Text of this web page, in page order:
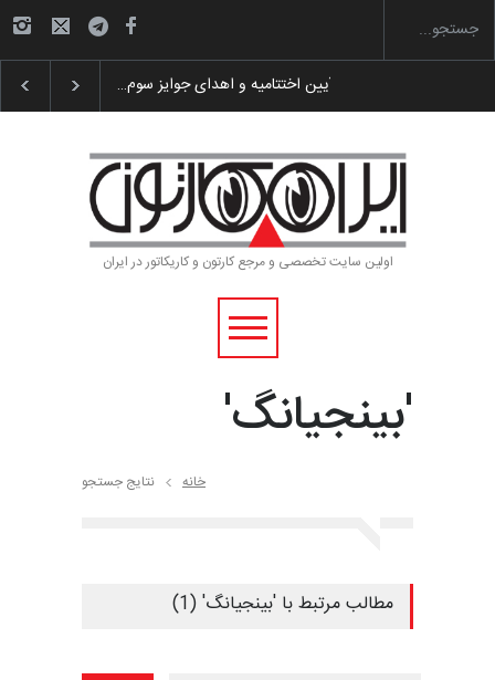
گزارش تصویری آیین اختتامیه و اهدای جوایز سوم…
اولین سایت تخصصی و مرجع کارتون و کاریکاتور در ایران
'بینجیانگ'
خانه نتایج جستجو
مطالب مرتبط با 'بینجیانگ' (1)